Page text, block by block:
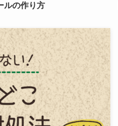
ルの作り方